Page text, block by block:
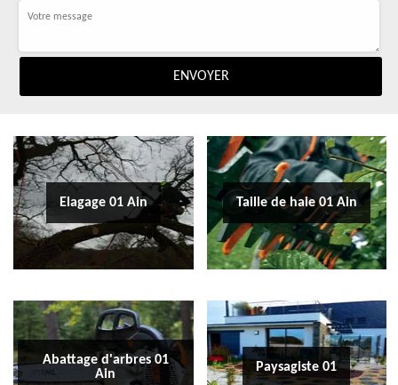
Elagage 01 Ain Taille de haie 01 Ain
Abattage d'arbres 01
Ain
Paysagiste 01